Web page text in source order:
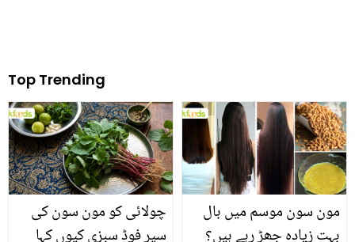
Top Trending
چولائی کو مون سون کی
سپر فوڈ سبزی کیوں کہا
مون سون موسم میں بال
بہت زیادہ جھڑ رہے ہیں؟